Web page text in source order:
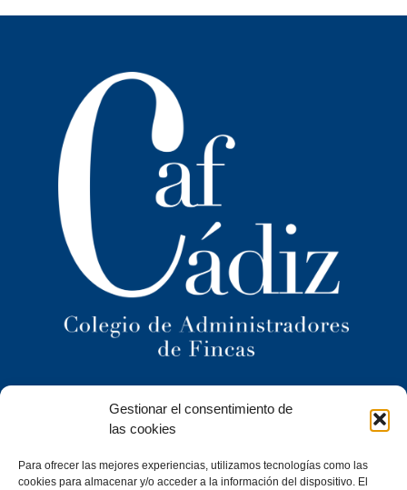
Gestionar el consentimiento de
las cookies
Para ofrecer las mejores experiencias, utilizamos tecnologías como las
cookies para almacenar y/o acceder a la información del dispositivo. El
Ilustre Colegio Territorial
de Administradores de Fincas
de Cádiz y
C/ Caracuel, 24-1º Izq · 11402 Jerez de la Frontera (Cádiz)